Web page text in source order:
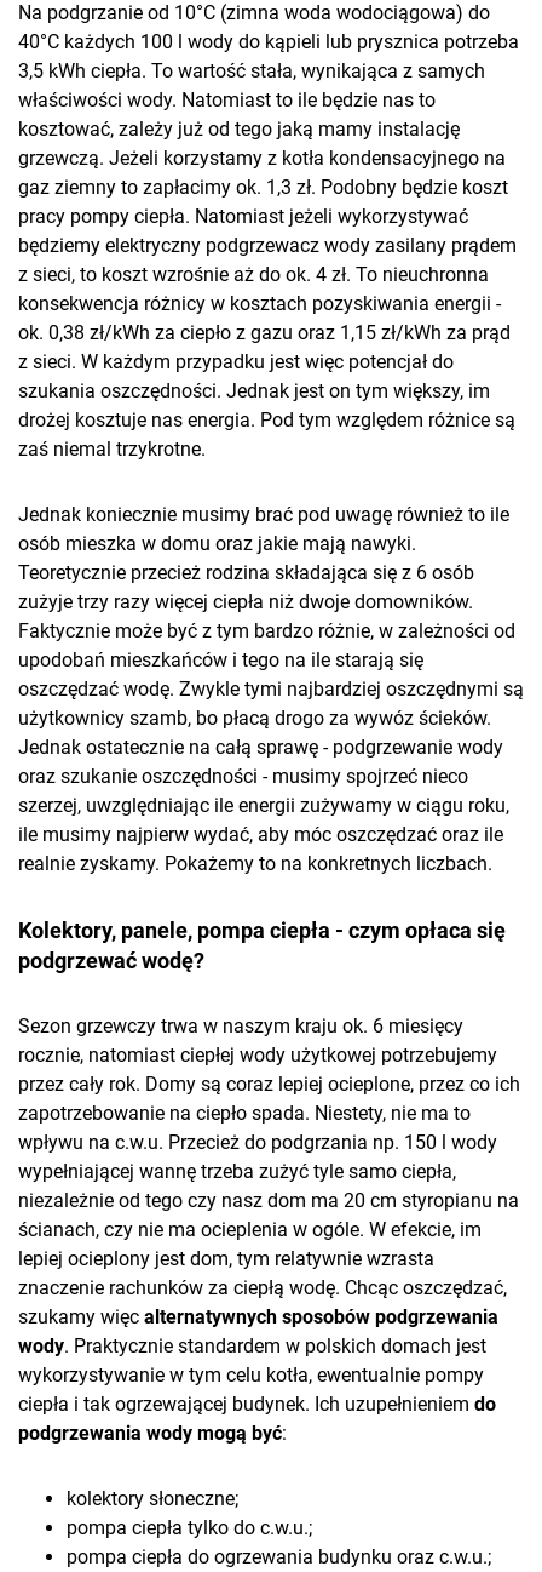
Na podgrzanie od 10°C (zimna woda wodociągowa) do
40°C każdych 100 l wody do kąpieli lub prysznica potrzeba
3,5 kWh ciepła. To wartość stała, wynikająca z samych
właściwości wody. Natomiast to ile będzie nas to
kosztować, zależy już od tego jaką mamy instalację
grzewczą. Jeżeli korzystamy z kotła kondensacyjnego na
gaz ziemny to zapłacimy ok. 1,3 zł. Podobny będzie koszt
pracy pompy ciepła. Natomiast jeżeli wykorzystywać
będziemy elektryczny podgrzewacz wody zasilany prądem
z sieci, to koszt wzrośnie aż do ok. 4 zł. To nieuchronna
konsekwencja różnicy w kosztach pozyskiwania energii -
ok. 0,38 zł/kWh za ciepło z gazu oraz 1,15 zł/kWh za prąd
z sieci. W każdym przypadku jest więc potencjał do
szukania oszczędności. Jednak jest on tym większy, im
drożej kosztuje nas energia. Pod tym względem różnice są
zaś niemal trzykrotne.
Jednak koniecznie musimy brać pod uwagę również to ile
osób mieszka w domu oraz jakie mają nawyki.
Teoretycznie przecież rodzina składająca się z 6 osób
zużyje trzy razy więcej ciepła niż dwoje domowników.
Faktycznie może być z tym bardzo różnie, w zależności od
upodobań mieszkańców i tego na ile starają się
oszczędzać wodę. Zwykle tymi najbardziej oszczędnymi są
użytkownicy szamb, bo płacą drogo za wywóz ścieków.
Jednak ostatecznie na całą sprawę - podgrzewanie wody
oraz szukanie oszczędności - musimy spojrzeć nieco
szerzej, uwzględniając ile energii zużywamy w ciągu roku,
ile musimy najpierw wydać, aby móc oszczędzać oraz ile
realnie zyskamy. Pokażemy to na konkretnych liczbach.
Kolektory, panele, pompa ciepła - czym opłaca się
podgrzewać wodę?
Sezon grzewczy trwa w naszym kraju ok. 6 miesięcy
rocznie, natomiast ciepłej wody użytkowej potrzebujemy
przez cały rok. Domy są coraz lepiej ocieplone, przez co ich
zapotrzebowanie na ciepło spada. Niestety, nie ma to
wpływu na c.w.u. Przecież do podgrzania np. 150 l wody
wypełniającej wannę trzeba zużyć tyle samo ciepła,
niezależnie od tego czy nasz dom ma 20 cm styropianu na
ścianach, czy nie ma ocieplenia w ogóle. W efekcie, im
lepiej ocieplony jest dom, tym relatywnie wzrasta
znaczenie rachunków za ciepłą wodę. Chcąc oszczędzać,
szukamy więc alternatywnych sposobów podgrzewania
wody. Praktycznie standardem w polskich domach jest
wykorzystywanie w tym celu kotła, ewentualnie pompy
ciepła i tak ogrzewającej budynek. Ich uzupełnieniem do
podgrzewania wody mogą być:
kolektory słoneczne;
pompa ciepła tylko do c.w.u.;
pompa ciepła do ogrzewania budynku oraz c.w.u.;